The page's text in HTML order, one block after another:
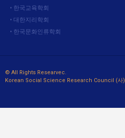
한국교육학회
대한지리학회
한국문화인류학회
© All Rights Researvec.
Korean Social Science Research Council (사)